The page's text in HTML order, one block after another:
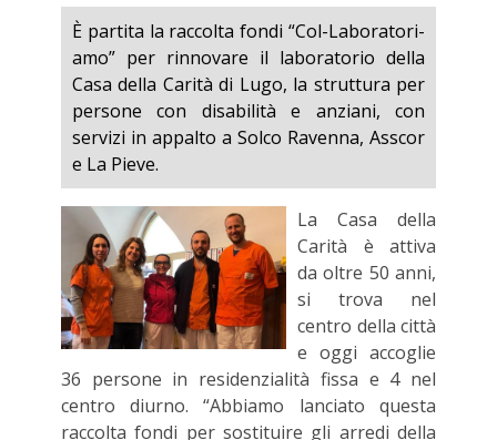
È partita la raccolta fondi “Col-Laboratori-
amo” per rinnovare il laboratorio della
Casa della Carità di Lugo, la struttura per
persone con disabilità e anziani, con
servizi in appalto a Solco Ravenna, Asscor
e La Pieve.
La Casa della
Carità è attiva
da oltre 50 anni,
si trova nel
centro della città
e oggi accoglie
36 persone in residenzialità fissa e 4 nel
centro diurno. “Abbiamo lanciato questa
raccolta fondi per sostituire gli arredi della